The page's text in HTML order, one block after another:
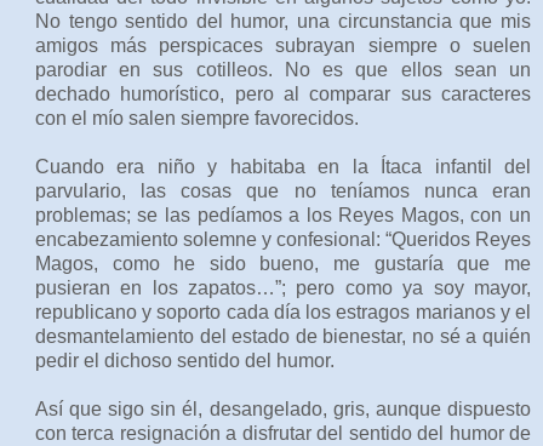
No tengo sentido del humor, una circunstancia que mis
amigos más perspicaces subrayan siempre o suelen
parodiar en sus cotilleos. No es que ellos sean un
dechado humorístico, pero al comparar sus caracteres
con el mío salen siempre favorecidos.
Cuando era niño y habitaba en la Ítaca infantil del
parvulario, las cosas que no teníamos nunca eran
problemas; se las pedíamos a los Reyes Magos, con un
encabezamiento solemne y confesional: “Queridos Reyes
Magos, como he sido bueno, me gustaría que me
pusieran en los zapatos…”; pero como ya soy mayor,
republicano y soporto cada día los estragos marianos y el
desmantelamiento del estado de bienestar, no sé a quién
pedir el dichoso sentido del humor.
Así que sigo sin él, desangelado, gris, aunque dispuesto
con terca resignación a disfrutar del sentido del humor de